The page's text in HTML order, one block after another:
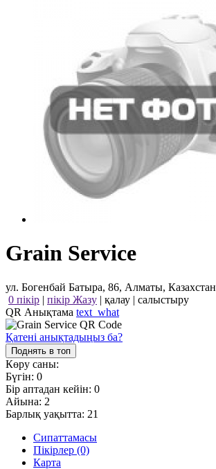
Grain Service
ул. Богенбай Батыра, 86, Алматы, Казахстан
0 пікір | пікір Жазу | қалау | салыстыру
QR Анықтама text_what
Қатені анықтадыңыз ба?
Поднять в топ
Көру саны:
Бүгін: 0
Бір аптадан кейін: 0
Айына: 2
Барлық уақытта: 21
Сипаттамасы
Пікірлер (0)
Карта